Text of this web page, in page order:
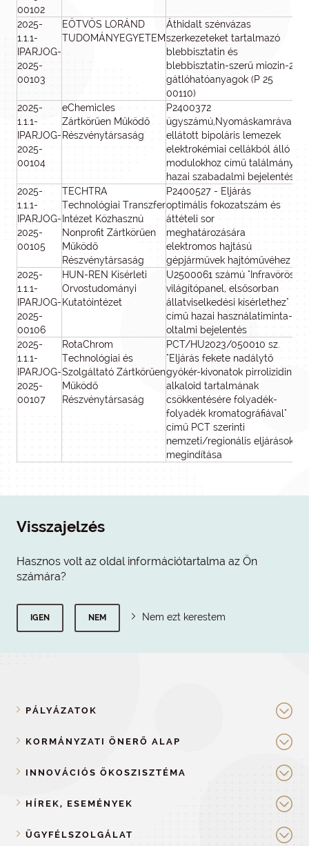
00102
2025-
1.1.1-
IPARJOG-
2025-
00103
EÖTVÖS LORÁND
TUDOMÁNYEGYETEM
Áthidalt szénvázas
szerkezeteket tartalmazó
blebbisztatin és
blebbisztatin-szerű miozin-2
gátlóhatóanyagok (P 25
00110)
2025-
1.1.1-
IPARJOG-
2025-
00104
eChemicles
Zártkörűen Működő
Részvénytársaság
P2400372
ügyszámú,Nyomáskamrával
ellátott bipoláris lemezek
elektrokémiai cellákból álló
modulokhoz című találmány
hazai szabadalmi bejelentés
2025-
1.1.1-
IPARJOG-
2025-
00105
TECHTRA
Technológiai Transzfer
Intézet Közhasznú
Nonprofit Zártkörűen
Működő
Részvénytársaság
P2400527 - Eljárás
optimális fokozatszám és
áttételi sor
meghatározására
elektromos hajtású
gépjárművek hajtóművéhez
2025-
1.1.1-
IPARJOG-
2025-
00106
HUN-REN Kísérleti
Orvostudományi
Kutatóintézet
U2500061 számú "Infravörös
világítópanel, elsősorban
állatviselkedési kísérlethez"
című hazai használatiminta-
oltalmi bejelentés
2025-
1.1.1-
IPARJOG-
2025-
00107
RotaChrom
Technológiai és
Szolgáltató Zártkörűen
Működő
Részvénytársaság
PCT/HU2023/050010 sz.
"Eljárás fekete nadálytő
gyökér-kivonatok pirrolizidin
alkaloid tartalmának
csökkentésére folyadék-
folyadék kromatográfiával"
című PCT szerinti
nemzeti/regionális eljárások
megindítása
Visszajelzés
Hasznos volt az oldal információtartalma az Ön
számára?
IGEN NEM Nem ezt kerestem
PÁLYÁZATOK
KORMÁNYZATI ÖNERŐ ALAP
INNOVÁCIÓS ÖKOSZISZTÉMA
HÍREK, ESEMÉNYEK
ÜGYFÉLSZOLGÁLAT